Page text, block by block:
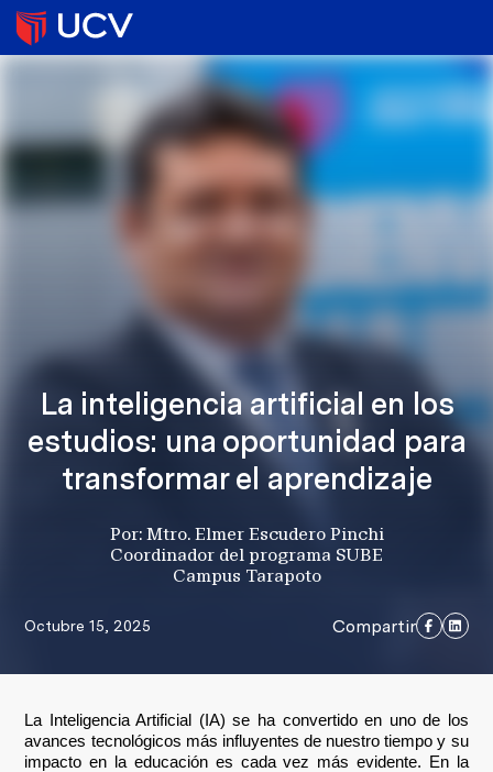
La inteligencia artificial en los
estudios: una oportunidad para
transformar el aprendizaje
Por: Mtro. Elmer Escudero Pinchi
Coordinador del programa SUBE
Campus Tarapoto
Octubre 15, 2025 Compartir
La Inteligencia Artificial (IA) se ha convertido en uno de los
avances tecnológicos más influyentes de nuestro tiempo y su
impacto en la educación es cada vez más evidente. En la